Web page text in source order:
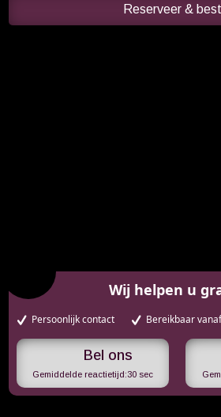
Parkeren en OV
Reserveer &
Wij helpen u
Persoonlijk contact Bereikbaar
Gemiddelde reactietijd:30 sec